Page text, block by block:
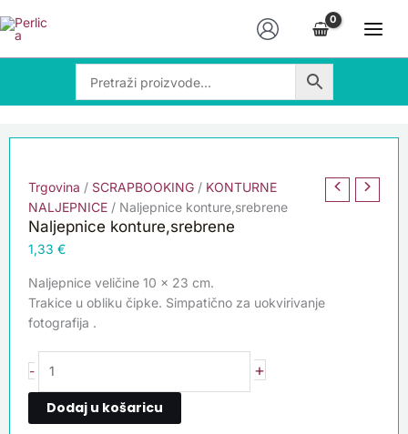
to
Trgovina / SCRAPBOOKING / KONTURNE
NALJEPNICE / Naljepnice konture,srebrene
Naljepnice konture,srebrene
1,33 €
Naljepnice veličine 10 x 23 cm.
Trakice u obliku čipke. Simpatično za uokvirivanje
fotografija .
-
konture,srebrene
+
Dodaj u košaricu